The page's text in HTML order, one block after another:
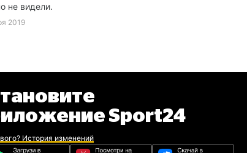
не видели.
2019
Sport24
История изменений